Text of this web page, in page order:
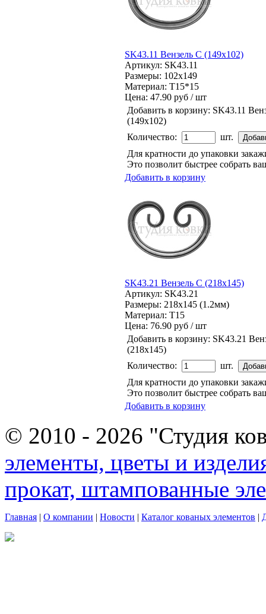
SK43.11 Вензель С (149х102)
Артикул: SK43.11
Размеры: 102x149
Материал: Т15*15
Цена: 47.90 руб / шт
Добавить в корзину: SK43.11
(149х102)
Количество:
шт.
Для кратности до упаковки
Это позволит быстрее собрать
Добавить в корзину
SK43.21 Вензель C (218х145)
Артикул: SK43.21
Размеры: 218x145 (1.2мм)
Материал: Т15
Цена: 76.90 руб / шт
Добавить в корзину: SK43.21
(218х145)
Количество:
шт.
Для кратности до упаковки
Это позволит быстрее собрать
Добавить в корзину
© 2010 - 2026 "Студия
элементы, цветы и
прокат, штампованные
Главная | О компании | Новости | Каталог кованых элементов |